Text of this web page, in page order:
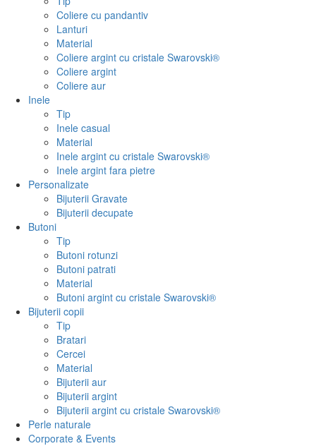
Coliere cu pandantiv
Lanturi
Material
Coliere argint cu cristale Swarovski®
Coliere argint
Coliere aur
Inele
Tip
Inele casual
Material
Inele argint cu cristale Swarovski®
Inele argint fara pietre
Personalizate
Bijuterii Gravate
Bijuterii decupate
Butoni
Tip
Butoni rotunzi
Butoni patrati
Material
Butoni argint cu cristale Swarovski®
Bijuterii copii
Tip
Bratari
Cercei
Material
Bijuterii aur
Bijuterii argint
Bijuterii argint cu cristale Swarovski®
Perle naturale
Corporate & Events